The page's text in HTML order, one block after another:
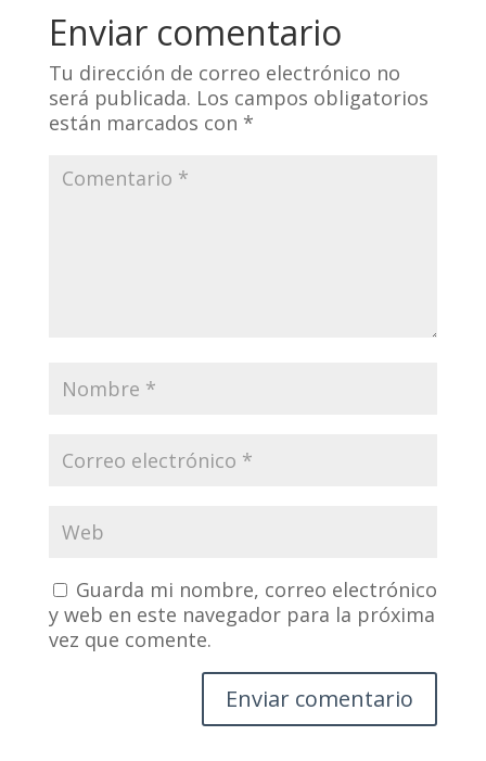
Enviar comentario
Tu dirección de correo electrónico no
será publicada. Los campos obligatorios
están marcados con *
Guarda mi nombre, correo electrónico
y web en este navegador para la próxima
vez que comente.